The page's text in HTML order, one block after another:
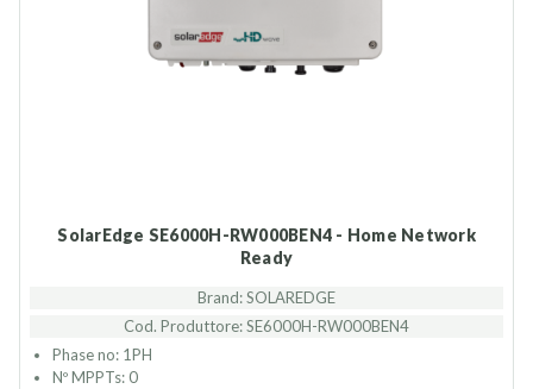
SolarEdge SE6000H-RW000BEN4 - Home Network
Ready
Brand: SOLAREDGE
Cod. Produttore: SE6000H-RW000BEN4
Phase no: 1PH
Nº MPPTs: 0